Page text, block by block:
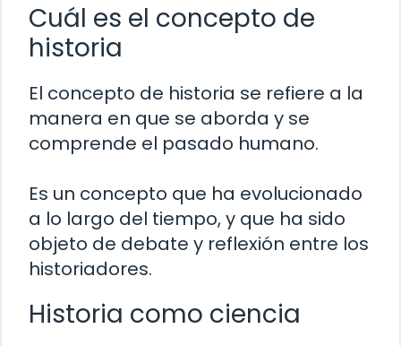
Cuál es el concepto de
historia
El concepto de historia se refiere a la
manera en que se aborda y se
comprende el pasado humano.
Es un concepto que ha evolucionado
a lo largo del tiempo, y que ha sido
objeto de debate y reflexión entre los
historiadores.
Historia como ciencia